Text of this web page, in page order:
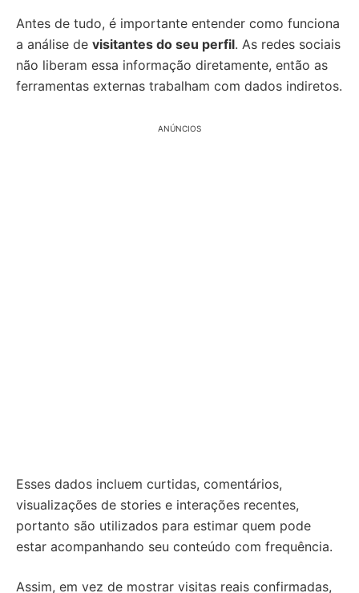
Antes de tudo, é importante entender como funciona
a análise de visitantes do seu perfil. As redes sociais
não liberam essa informação diretamente, então as
ferramentas externas trabalham com dados indiretos.
ANÚNCIOS
Esses dados incluem curtidas, comentários,
visualizações de stories e interações recentes,
portanto são utilizados para estimar quem pode
estar acompanhando seu conteúdo com frequência.
Assim, em vez de mostrar visitas reais confirmadas,